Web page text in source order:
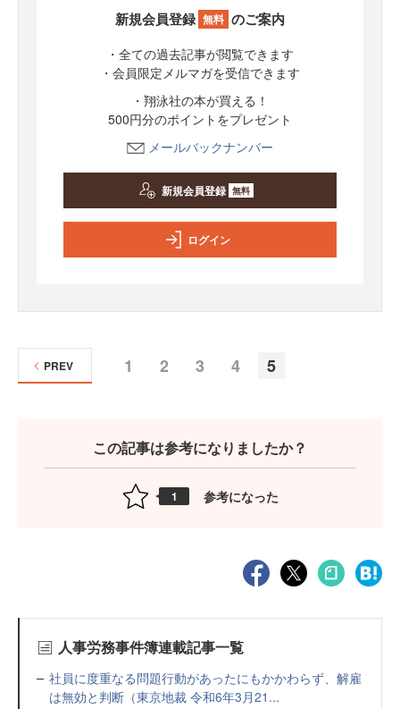
新規会員登録 無料 のご案内
・全ての過去記事が閲覧できます
・会員限定メルマガを受信できます
・翔泳社の本が買える！
500円分のポイントをプレゼント
メールバックナンバー
新規会員登録 無料
ログイン
1 2 3 4 5
PREV
この記事は参考になりましたか？
1 参考になった
人事労務事件簿連載記事一覧
社員に度重なる問題行動があったにもかかわらず、解雇
は無効と判断（東京地裁 令和6年3月21...